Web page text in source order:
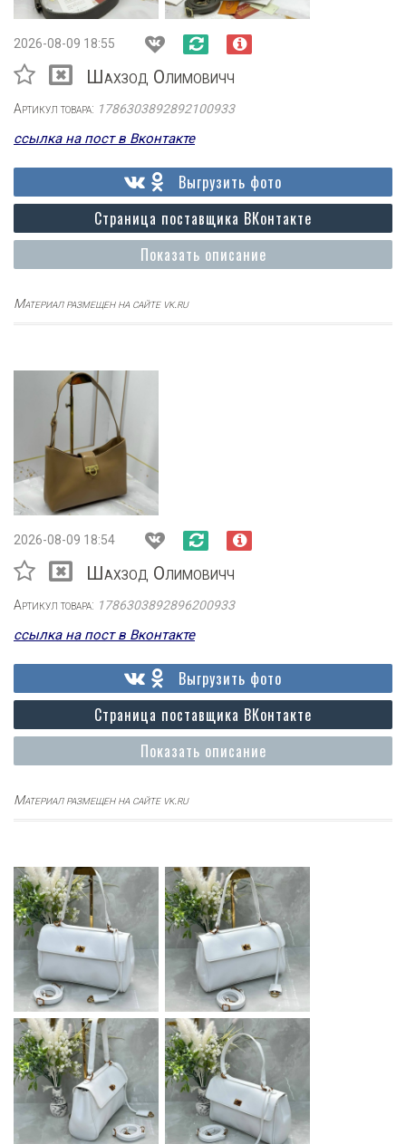
2026-08-09 18:55
Шахзод Олимовичч
Артикул товара: 1786303892892100933
ссылка на пост в Вконтакте
Показать описание
Страница поставщика ВКонтакте
Выгрузить фото
Материал размещен на сайте vk.ru
2026-08-09 18:54
Шахзод Олимовичч
Артикул товара: 1786303892896200933
ссылка на пост в Вконтакте
Показать описание
Страница поставщика ВКонтакте
Выгрузить фото
Материал размещен на сайте vk.ru